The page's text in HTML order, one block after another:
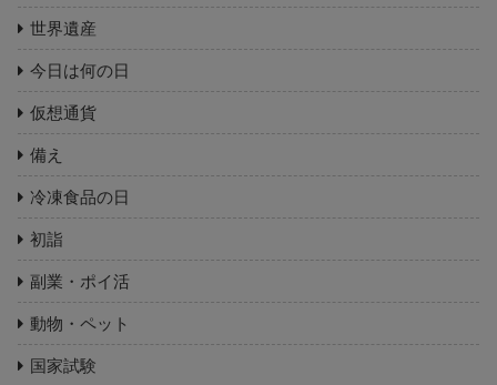
世界遺産
今日は何の日
仮想通貨
備え
冷凍食品の日
初詣
副業・ポイ活
動物・ペット
国家試験